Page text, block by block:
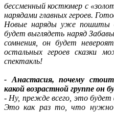
бессменный костюмер с
нарядами главных героев.
Новые наряды уже пошиты
будет выглядеть наряд
сомнения, он будет
остальных героев сказки
спектакль!
- Анастасия, почему
какой возрастной группе он
- Ну, прежде всего, это будет
Это как раз то, что нужно